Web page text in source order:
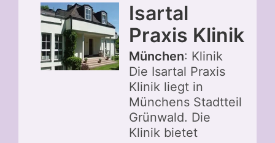
Isartal
Praxis Klinik
München: Klinik
Die Isartal Praxis
Klinik liegt in
Münchens Stadtteil
Grünwald. Die
Klinik bietet